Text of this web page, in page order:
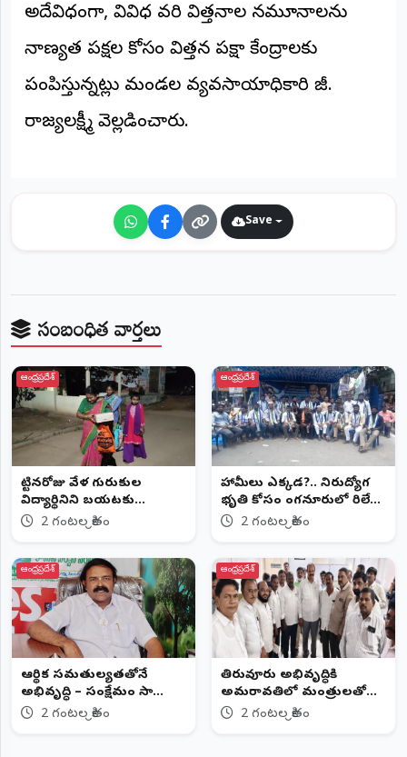
అదేవిధంగా, వివిధ వరి విత్తనాల నమూనాలను
నాణ్యత పరీక్షల కోసం విత్తన పరీక్షా కేంద్రాలకు
పంపిస్తున్నట్లు మండల వ్యవసాయాధికారి జీ.
రాజ్యలక్ష్మీ వెల్లడించారు.
Save
సంబంధిత వార్తలు
ఆంధ్రప్రదేశ్
పుట్టినరోజు వేళ గురుకుల
విద్యార్థినిని బయటకు
పంపించారంటూ ఆరోపణలు
2 గంటల క్రితం
ఆంధ్రప్రదేశ్
హామీలు ఎక్కడ?.. నిరుద్యోగ
భృతి కోసం పుంగనూరులో రిలే
దీక్షలు!..2 గంటల క్రితం
ఆంధ్రప్రదేశ్
ఆర్థిక సమతుల్యతతోనే
అభివృద్ధి – సంక్షేమం సాధ్యం:
ఎం. సునీల్ కుమార్
2 గంటల క్రితం
ఆంధ్రప్రదేశ్
తిరువూరు అభివృద్ధికి
అమరావతిలో మంత్రులతో
ఎమ్మెల్యే వరుస భేటీలు
2 గంటల క్రితం